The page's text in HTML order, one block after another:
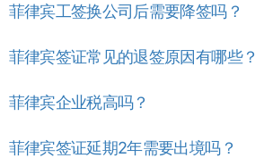
菲律宾工签换公司后需要降签吗？
菲律宾签证常见的退签原因有哪些？
菲律宾企业税高吗？
菲律宾签证延期2年需要出境吗？